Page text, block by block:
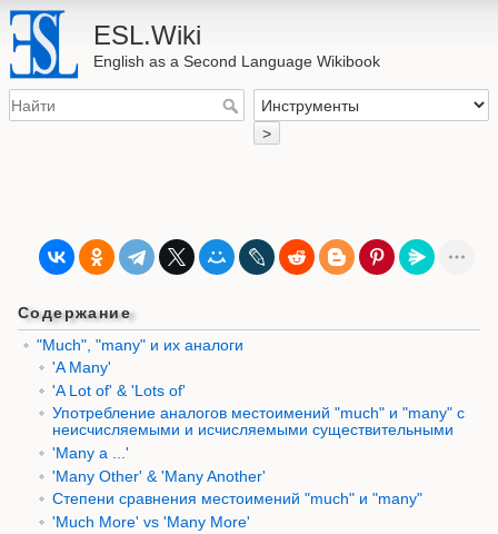
ESL.Wiki
English as a Second Language Wikibook
>
Содержание
"Much", "many" и их аналоги
'A Many'
'A Lot of' & 'Lots of'
Употребление аналогов местоимений "much" и "many" с
неисчисляемыми и исчисляемыми существительными
'Many a ...'
'Many Other' & 'Many Another'
Степени сравнения местоимений "much" и "many"
'Much More' vs 'Many More'